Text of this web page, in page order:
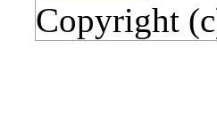
Copyright